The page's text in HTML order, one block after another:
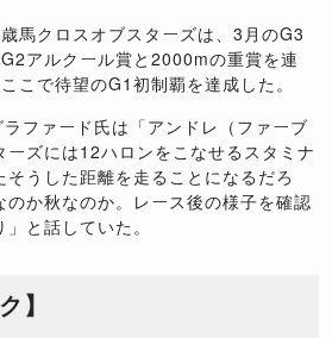
馬クロスオブスターズは、3月のG3
アルクール賞と2000mの重賞を連
こで待望のG1初制覇を達成した。
ファード氏は「アンドレ（ファーブ
ーズには12ハロンをこなせるスタミナ
うした距離を走ることになるだろ
のか秋なのか。レース後の様子を確認
と話していた。
】